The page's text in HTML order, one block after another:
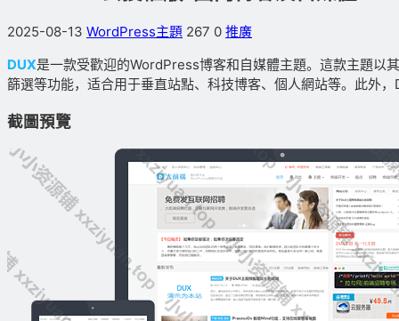
2025-08-13 WordPress主題 267 0 推廣
DUX是一款受歡迎的WordPress博客和自媒體主題。這款主題以
篩選等功能，适合用于垂直站點、科技博客、個人網站等。此外
截圖預覽